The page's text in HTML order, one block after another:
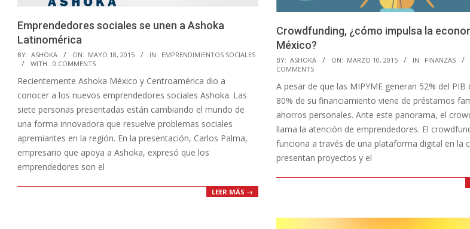
Emprendedores sociales se unen a Ashoka
Latinomérica
2015-
05-
18
BY: ASHOKA ON: MAYO 18, 2015 IN: EMPRENDIMIENTOS SOCIALES
WITH: 0 COMMENTS
Recientemente Ashoka México y Centroamérica dio a
conocer a los nuevos emprendedores sociales Ashoka. Las
siete personas presentadas están cambiando el mundo de
una forma innovadora que resuelve problemas sociales
apremiantes en la región. En la presentación, Carlos Palma,
empresario que apoya a Ashoka, expresó que los
emprendedores son el
LEER MÁS →
Crowdfunding, ¿cómo impulsa la
México?
2015-
03-
10
BY: ASHOKA ON: MARZO 10, 2015 IN: FINANZAS
COMMENTS
A pesar de que las MIPYME generan 52% del PIB
80% de su financiamiento viene de préstamos
ahorros personales. Ante este panorama, el
llama la atención de emprendedores. El
funciona a través de una plataforma digital en la
presentan proyectos y el